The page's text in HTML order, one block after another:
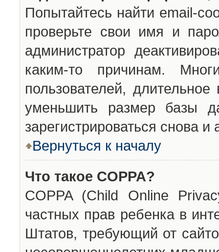
Попытайтесь найти email-
проверьте свои имя и
администратор
каким-то причинам.
пользователей,
уменьшить размер базы
зарегистрироваться снова и
Вернуться к началу
Что такое COPPA?
COPPA (Child Online
частных прав ребенка в
Штатов, требующий от